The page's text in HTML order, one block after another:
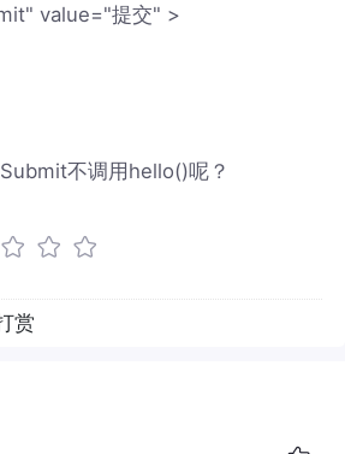
value="提交" >
不调用hello()呢？
赏